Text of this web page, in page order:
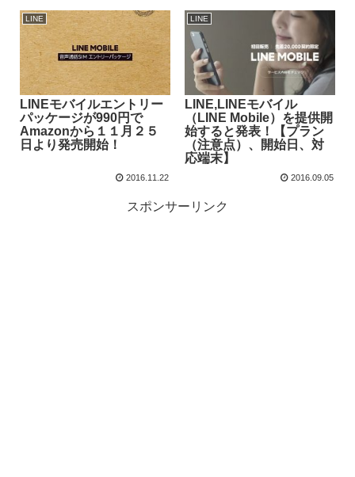
LINE
LINEモバイルエントリー
パッケージが990円で
Amazonから１１月２５
日より発売開始！
2016.11.22
LINE
LINE,LINEモバイル
（LINE Mobile）を提供開
始すると発表！【プラン
（注意点）、開始日、対
応端末】
2016.09.05
スポンサーリンク